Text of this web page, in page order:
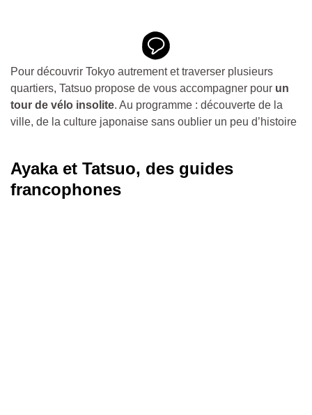
Pour découvrir Tokyo autrement et traverser plusieurs
quartiers, Tatsuo propose de vous accompagner pour un
tour de vélo insolite. Au programme : découverte de la
ville, de la culture japonaise sans oublier un peu d’histoire
Ayaka et Tatsuo, des guides
francophones